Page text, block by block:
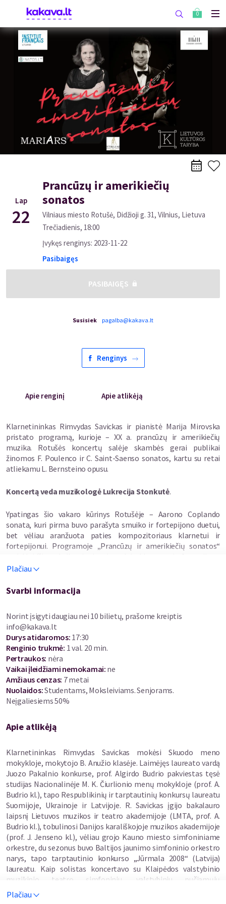
0
Lap
22
Prancūzų ir amerikiečių
sonatos
Vilniaus miesto Rotušė, Didžioji g. 31, Vilnius, Lietuva
Trečiadienis, 18:00
Įvykęs renginys: 2023-11-22
Pasibaigęs
PASIBAIGĘS
Susisiek pagalba@kakava.lt
Renginys
Apie renginį Apie atlikėją
Klarnetininkas Rimvydas Savickas ir pianistė Marija Mirovska
pristato programą, kurioje – XX a. prancūzų ir amerikiečių
muzika. Rotušės koncertų salėje skambės gerai publikai
žinomos F. Poulenco ir C. Saint-Saenso sonatos, kartu su retai
atliekamu L. Bernsteino opusu.
Koncertą veda muzikologė Lukrecija Stonkutė.
Ypatingas šio vakaro kūrinys Rotušėje – Aarono Coplando
sonata, kuri pirma buvo parašyta smuiko ir fortepijono duetui,
bet vėliau aranžuota paties kompozitoriaus klarnetui ir
fortepijonui. Programoje „Prancūzų ir amerikiečių sonatos“
dueto grožis. Šios programos kūriniuose, XX a. muzikoje,
atgarsių C. Saint Saenso sonatos sąskambiuose iki neobarokinių
Plačiau
Svarbi informacija
Norint įsigyti daugiau nei 10 bilietų, prašome kreiptis
info@kakava.lt
Durys atidaromos: 17:30
Renginio trukmė: 1 val. 20 min.
Pertraukos: nėra
Vaikai įleidžiami nemokamai: ne
Amžiaus cenzas: 7 metai
Nuolaidos:Studentams, Moksleiviams. Senjorams.
Neįgaliesiems 50%
Apie atlikėją
Klarnetininkas Rimvydas Savickas mokėsi Skuodo meno
mokykloje, mokytojo B. Anužio klasėje. Laimėjęs laureato vardą
Juozo Pakalnio konkurse, prof. Algirdo Budrio pakviestas tęsė
studijas Nacionalinėje M. K. Čiurlionio menų mokykloje (prof. A.
Budrio kl.), tapo Respublikinių ir tarptautinių konkursų laureatu
Suomijoje, Ukrainoje ir Latvijoje. R. Savickas įgijo bakalauro
laipsnį Lietuvos muzikos ir teatro akademijoje (LMTA, prof. A.
Budrio kl.), tobulinosi Danijos karališkojoje muzikos akademijoje
(prof. J. Jenseno kl.), vėliau grojo Kauno miesto simfoniniame
orkestre, du sezonus buvo Baltijos jaunimo simfoninio orkestro
narys, tapo tarptautinio konkurso „Jūrmala 2008“ (Latvija)
laureatu. Kaip solistas koncertavo su Klaipėdos valstybinio
muzikinio teatro simfoniniu, valstybiniu pučiamųjų
instrumentų Trimitas, Kauno miesto simfoniniu orkestrais,
jaunimo simfoniniu „Steiermark-Litauen“ (Das steirisch-
Plačiau